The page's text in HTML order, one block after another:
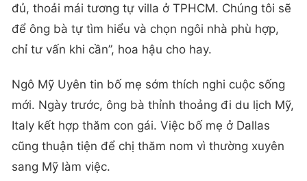
đủ, thoải mái tương tự villa ở TPHCM. Chúng tôi sẽ
để ông bà tự tìm hiểu và chọn ngôi nhà phù hợp,
chỉ tư vấn khi cần”, hoa hậu cho hay.
Ngô Mỹ Uyên tin bố mẹ sớm thích nghi cuộc sống
mới. Ngày trước, ông bà thỉnh thoảng đi du lịch Mỹ,
Italy kết hợp thăm con gái. Việc bố mẹ ở Dallas
cũng thuận tiện để chị thăm nom vì thường xuyên
sang Mỹ làm việc.